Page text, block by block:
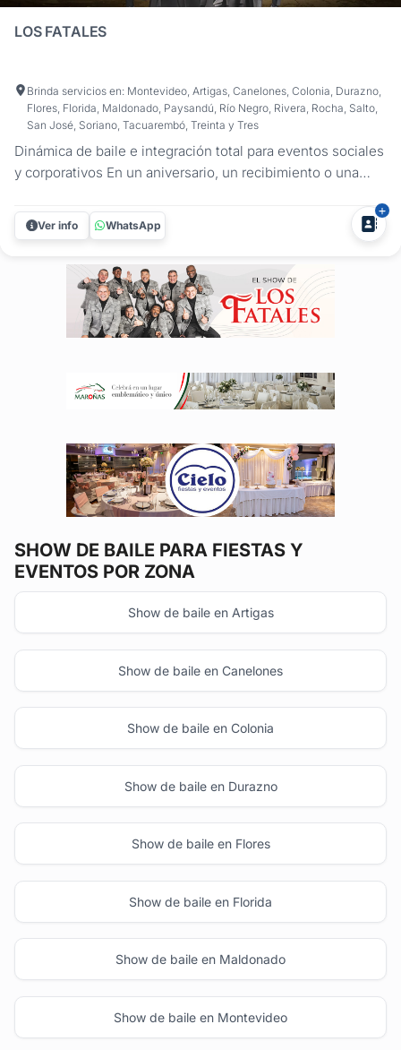
LOS FATALES
Brinda servicios en: Montevideo, Artigas, Canelones, Colonia, Durazno,
Flores, Florida, Maldonado, Paysandú, Río Negro, Rivera, Rocha, Salto,
San José, Soriano, Tacuarembó, Treinta y Tres
Dinámica de baile e integración total para eventos sociales
y corporativos En un aniversario, un recibimiento o una
Los Fatales ofrecen una propuesta donde el incentivo al
baile es la prioridad. Mediante una puesta en escena
Ver info WhatsApp
SHOW DE BAILE PARA FIESTAS Y
EVENTOS POR ZONA
Show de baile en Artigas
Show de baile en Canelones
Show de baile en Colonia
Show de baile en Durazno
Show de baile en Flores
Show de baile en Florida
Show de baile en Maldonado
Show de baile en Montevideo